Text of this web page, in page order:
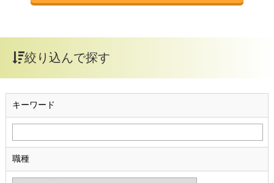
絞り込んで探す
キーワード
職種